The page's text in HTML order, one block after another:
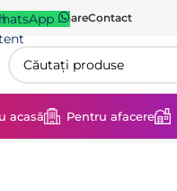
& ReturnareContact
acasă Pentru afacere